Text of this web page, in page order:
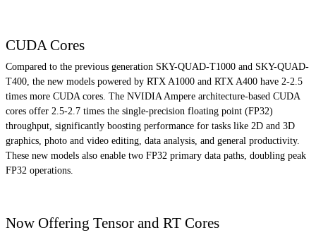
CUDA Cores
Compared to the previous generation SKY-QUAD-T1000 and SKY-QUAD-
T400, the new models powered by RTX A1000 and RTX A400 have 2-2.5
times more CUDA cores. The NVIDIA Ampere architecture-based CUDA
cores offer 2.5-2.7 times the single-precision floating point (FP32)
throughput, significantly boosting performance for tasks like 2D and 3D
graphics, photo and video editing, data analysis, and general productivity.
These new models also enable two FP32 primary data paths, doubling peak
FP32 operations.
Now Offering Tensor and RT Cores